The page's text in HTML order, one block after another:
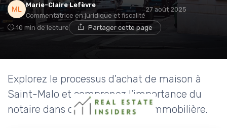
Marie-Claire Lefèvre
Commentatrice en juridique et fiscalité
27 août 2025
10 min de lecture Partager cette page
Explorez le processus d'achat de maison à
Saint-Malo et comprenez l'importance du
notaire dans cette transaction immobilière.